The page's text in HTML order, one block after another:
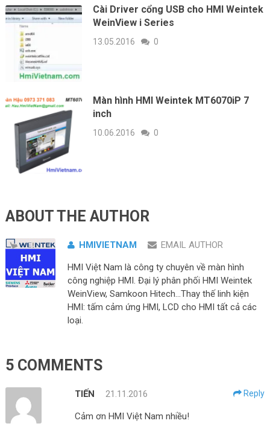
Cài Driver cổng USB cho HMI Weintek
WeinView i Series
13.05.2016 0
Màn hình HMI Weintek MT6070iP 7
inch
10.06.2016 0
ABOUT THE AUTHOR
HMIVIETNAM EMAIL AUTHOR
HMI Việt Nam là công ty chuyên về màn hình
công nghiệp HMI. Đại lý phân phối HMI Weintek
WeinView, Samkoon Hitech...Thay thế linh kiện
HMI: tấm cảm ứng HMI, LCD cho HMI tất cả các
loại.
5 COMMENTS
TIẾN 21.11.2016 Reply
Cảm ơn HMI Việt Nam nhiều!